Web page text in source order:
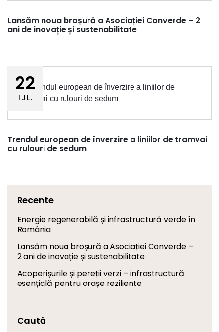
Lansăm noua broșură a Asociației Converde – 2
ani de inovație și sustenabilitate
22
IUL.
Trendul european de înverzire a liniilor de tramvai
cu rulouri de sedum
Recente
Energie regenerabilă și infrastructură verde în
România
Lansăm noua broșură a Asociației Converde –
2 ani de inovație și sustenabilitate
Acoperișurile și pereții verzi – infrastructură
esențială pentru orașe reziliente
Caută